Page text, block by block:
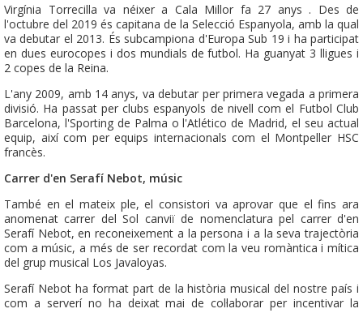
Virgínia Torrecilla va néixer a Cala Millor fa 27 anys . Des de
l'octubre del 2019 és capitana de la Selecció Espanyola, amb la qual
va debutar el 2013. És subcampiona d'Europa Sub 19 i ha participat
en dues eurocopes i dos mundials de futbol. Ha guanyat 3 lligues i
2 copes de la Reina.
L'any 2009, amb 14 anys, va debutar per primera vegada a primera
divisió. Ha passat per clubs espanyols de nivell com el Futbol Club
Barcelona, l'Sporting de Palma o l'Atlético de Madrid, el seu actual
equip, així com per equips internacionals com el Montpeller HSC
francès.
Carrer d'en Serafí Nebot, músic
També en el mateix ple, el consistori va aprovar que el fins ara
anomenat carrer del Sol canviï de nomenclatura pel carrer d'en
Serafí Nebot, en reconeixement a la persona i a la seva trajectòria
com a músic, a més de ser recordat com la veu romàntica i mítica
del grup musical Los Javaloyas.
Serafí Nebot ha format part de la història musical del nostre país i
com a serverí no ha deixat mai de col·laborar per incentivar la